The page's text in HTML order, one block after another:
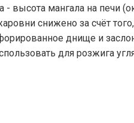
- высота мангала на печи
снижено за счёт
днище и
для розжига